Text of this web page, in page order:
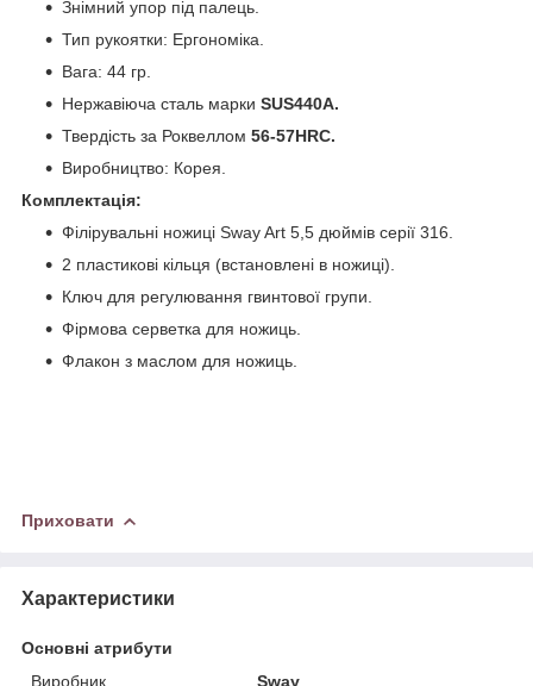
Знімний упор під палець.
Тип рукоятки: Ергономіка.
Вага: 44 гр.
Нержавіюча сталь марки SUS440А.
Твердість за Роквеллом 56-57HRC.
Виробництво: Корея.
Комплектація:
Філірувальні ножиці Sway Art 5,5 дюймів серії 316.
2 пластикові кільця (встановлені в ножиці).
Ключ для регулювання гвинтової групи.
Фірмова серветка для ножиць.
Флакон з маслом для ножиць.
Приховати
Характеристики
Основні атрибути
Виробник
Sway